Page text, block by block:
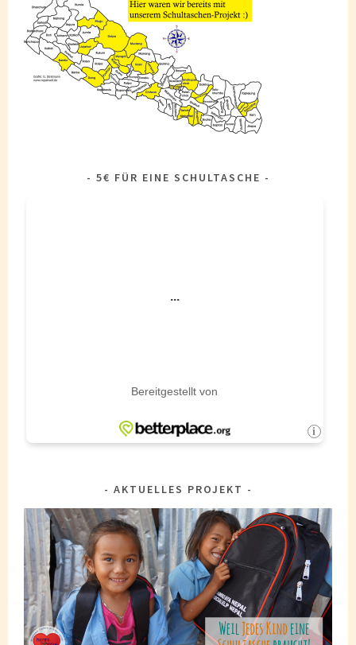
5€ FÜR EINE SCHULTASCHE
AKTUELLES PROJEKT